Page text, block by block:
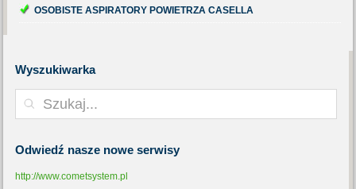
OSOBISTE ASPIRATORY POWIETRZA CASELLA
Wyszukiwarka
Odwiedź nasze nowe serwisy
http://www.cometsystem.pl